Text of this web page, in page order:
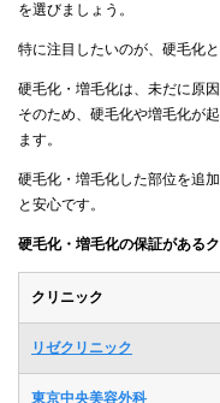
を選びましょう。
特に注目したいのが、硬毛化
硬毛化・増毛化は、未だに原
そのため、硬毛化や増毛化が
ます。
硬毛化・増毛化した部位を追
と安心です。
硬毛化・増毛化の保証がある
クリニック
リゼクリニック
東京中央美容外科